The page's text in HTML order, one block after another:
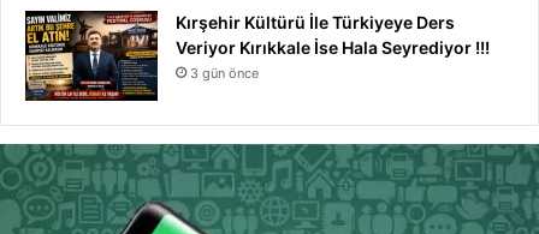
Kırşehir Kültürü İle Türkiyeye Ders
Veriyor Kırıkkale İse Hala Seyrediyor !!!
3 gün önce